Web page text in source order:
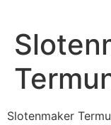
Slotenmaker